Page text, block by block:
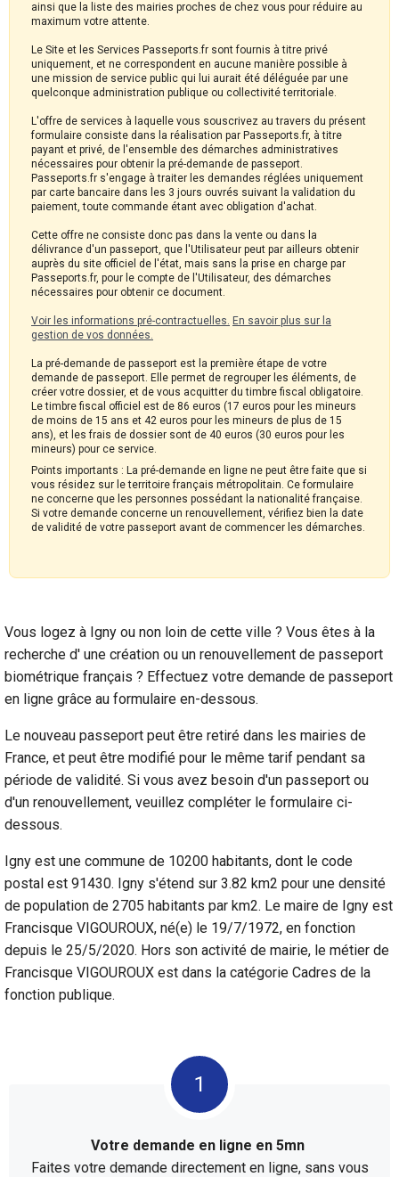
ainsi que la liste des mairies proches de chez vous pour réduire au
maximum votre attente.
Le Site et les Services Passeports.fr sont fournis à titre privé
uniquement, et ne correspondent en aucune manière possible à
une mission de service public qui lui aurait été déléguée par une
quelconque administration publique ou collectivité territoriale.
L'offre de services à laquelle vous souscrivez au travers du présent
formulaire consiste dans la réalisation par Passeports.fr, à titre
payant et privé, de l'ensemble des démarches administratives
nécessaires pour obtenir la pré-demande de passeport.
Passeports.fr s'engage à traiter les demandes réglées uniquement
par carte bancaire dans les 3 jours ouvrés suivant la validation du
paiement, toute commande étant avec obligation d'achat.
Cette offre ne consiste donc pas dans la vente ou dans la
délivrance d'un passeport, que l'Utilisateur peut par ailleurs obtenir
auprès du site officiel de l'état, mais sans la prise en charge par
Passeports.fr, pour le compte de l'Utilisateur, des démarches
nécessaires pour obtenir ce document.
Voir les informations pré-contractuelles. En savoir plus sur la
gestion de vos données.
La pré-demande de passeport est la première étape de votre
demande de passeport. Elle permet de regrouper les éléments, de
créer votre dossier, et de vous acquitter du timbre fiscal obligatoire.
Le timbre fiscal officiel est de 86 euros (17 euros pour les mineurs
de moins de 15 ans et 42 euros pour les mineurs de plus de 15
ans), et les frais de dossier sont de 40 euros (30 euros pour les
mineurs) pour ce service.
Points importants : La pré-demande en ligne ne peut être faite que si
vous résidez sur le territoire français métropolitain. Ce formulaire
ne concerne que les personnes possédant la nationalité française.
Si votre demande concerne un renouvellement, vérifiez bien la date
de validité de votre passeport avant de commencer les démarches.
Vous logez à Igny ou non loin de cette ville ? Vous êtes à la
recherche d' une création ou un renouvellement de passeport
biométrique français ? Effectuez votre demande de passeport
en ligne grâce au formulaire en-dessous.
Le nouveau passeport peut être retiré dans les mairies de
France, et peut être modifié pour le même tarif pendant sa
période de validité. Si vous avez besoin d'un passeport ou
d'un renouvellement, veuillez compléter le formulaire ci-
dessous.
Igny est une commune de 10200 habitants, dont le code
postal est 91430. Igny s'étend sur 3.82 km2 pour une densité
de population de 2705 habitants par km2. Le maire de Igny est
Francisque VIGOUROUX, né(e) le 19/7/1972, en fonction
depuis le 25/5/2020. Hors son activité de mairie, le métier de
Francisque VIGOUROUX est dans la catégorie Cadres de la
fonction publique.
Votre demande en ligne en 5mn
Faites votre demande directement en ligne, sans vous